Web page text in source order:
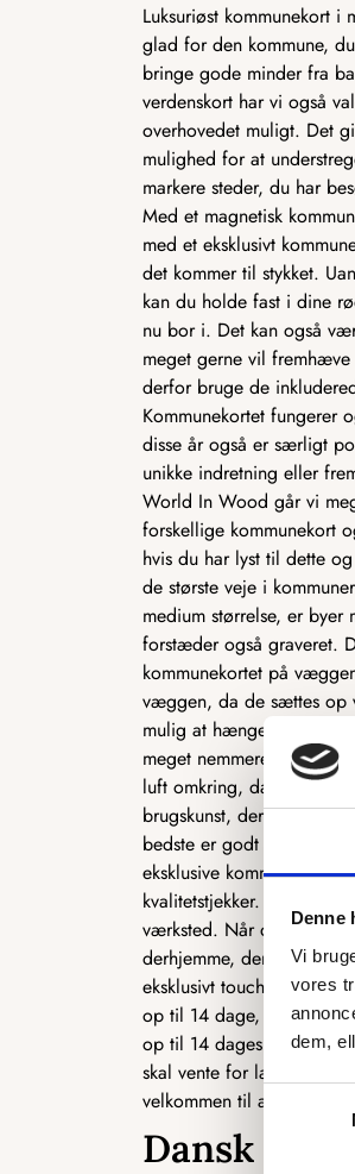
Denne
Vi
vores
dem,
Luksuriøst kommunekort
glad for den kommune,
bringe gode minder fra
verdenskort har vi også
overhovedet muligt. Det
mulighed for at
markere steder, du har
Med et magnetisk
med et eksklusivt
det kommer til stykket.
kan du holde fast i dine
nu bor i. Det kan også
meget gerne vil
derfor bruge de
Kommunekortet fungerer
disse år også er særligt
unikke indretning eller
World In Wood går vi
forskellige kommunekort
hvis du har lyst til dette
de største veje i
medium størrelse, er
forstæder også graveret.
kommunekortet på
væggen, da de sættes op
mulig at hænge kortet
meget nemmere løsning
luft omkring, da det får
brugskunst, der fortjener
bedste er godt nok for os
eksklusive kommunekort.
kvalitetstjekker. Det
værksted. Når du derfor
derhjemme, der er
eksklusivt touch.
op til 14 dage, da vi som
op til 14 dages
skal vente for længe. Har
velkommen til at kontakte
Dansk